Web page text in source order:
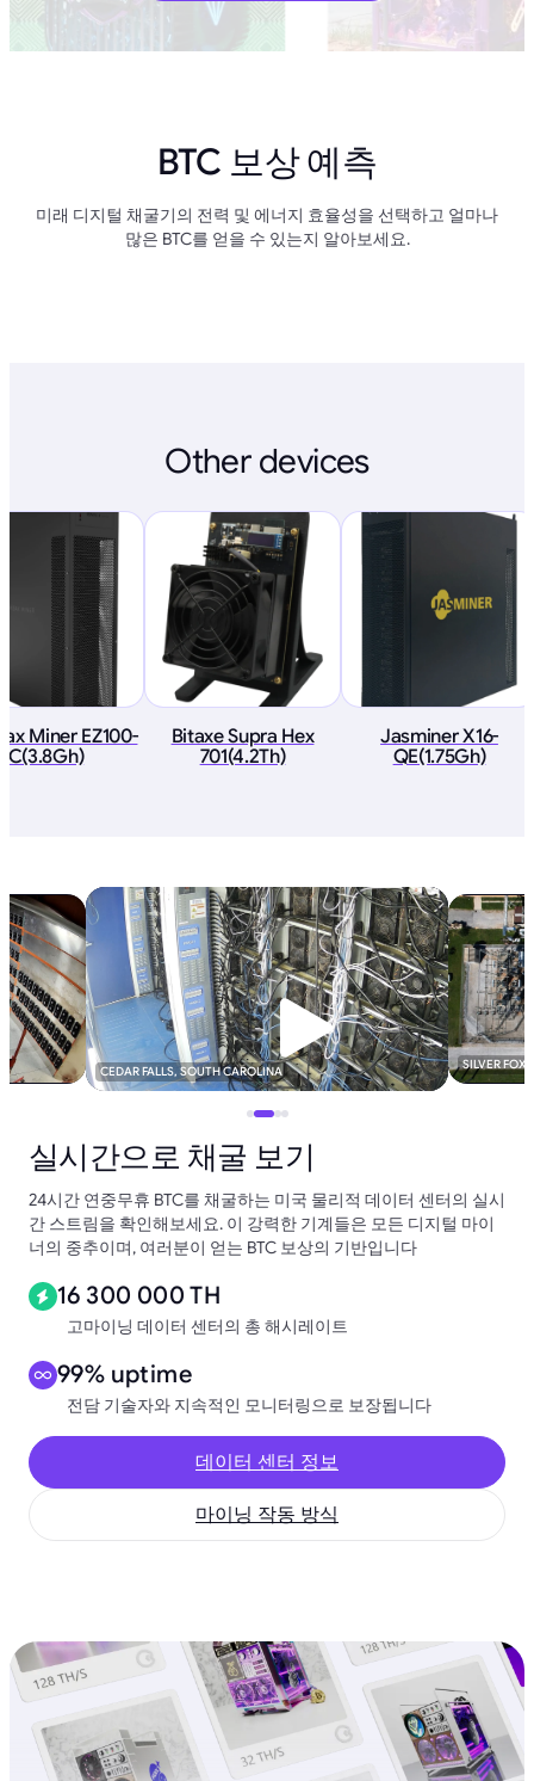
BTC 보상 예측
미래 디지털 채굴기의 전력 및 에너지 효율성을 선택하고 얼마나
많은 BTC를 얻을 수 있는지 알아보세요.
Other devices
Miner EZ100-
C(3.8Gh)
Bitaxe Supra Hex
701(4.2Th)
Jasminer X16-
QE(1.75Gh)
CEDAR FALLS, SOUTH CAROLINA SILVER FOX
실시간으로 채굴 보기
24시간 연중무휴 BTC를 채굴하는 미국 물리적 데이터 센터의 실시
간 스트림을 확인해보세요. 이 강력한 기계들은 모든 디지털 마이
너의 중추이며, 여러분이 얻는 BTC 보상의 기반입니다
16 300 000 TH
고마이닝 데이터 센터의 총 해시레이트
99% uptime
전담 기술자와 지속적인 모니터링으로 보장됩니다
데이터 센터 정보
마이닝 작동 방식